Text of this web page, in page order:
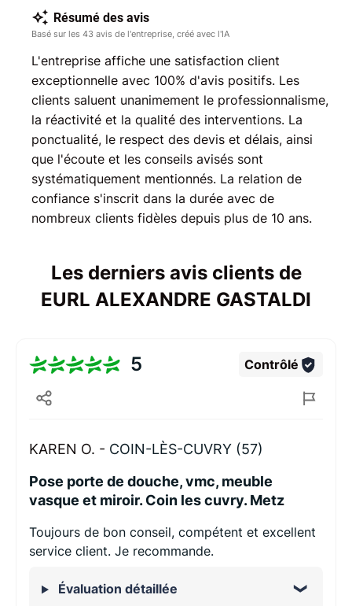
Résumé des avis
Basé sur les 43 avis de l'entreprise, créé avec l'IA
L'entreprise affiche une satisfaction client
exceptionnelle avec 100% d'avis positifs. Les
clients saluent unanimement le professionnalisme,
la réactivité et la qualité des interventions. La
ponctualité, le respect des devis et délais, ainsi
que l'écoute et les conseils avisés sont
systématiquement mentionnés. La relation de
confiance s'inscrit dans la durée avec de
nombreux clients fidèles depuis plus de 10 ans.
Les derniers avis clients de
EURL ALEXANDRE GASTALDI
5 Contrôlé
KAREN O. - COIN-LÈS-CUVRY (57)
Pose porte de douche, vmc, meuble
vasque et miroir. Coin les cuvry. Metz
Toujours de bon conseil, compétent et excellent
service client. Je recommande.
Évaluation détaillée